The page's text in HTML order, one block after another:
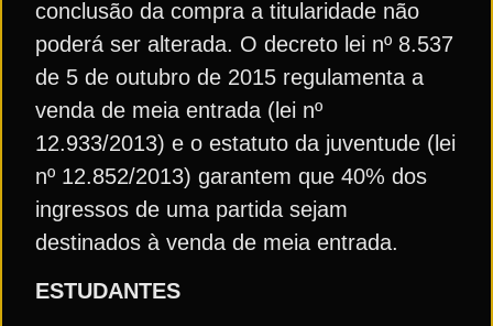
conclusão da compra a titularidade não
poderá ser alterada. O decreto lei nº 8.537
de 5 de outubro de 2015 regulamenta a
venda de meia entrada (lei nº
12.933/2013) e o estatuto da juventude (lei
nº 12.852/2013) garantem que 40% dos
ingressos de uma partida sejam
destinados à venda de meia entrada.
ESTUDANTES